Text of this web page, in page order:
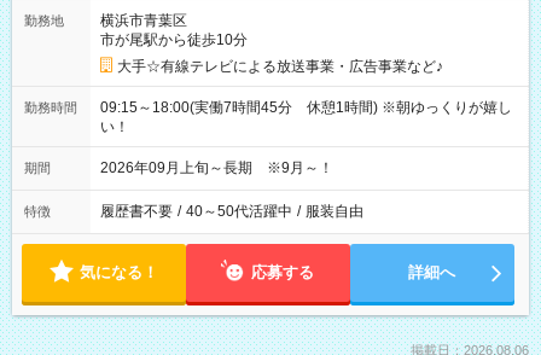
勤務地
横浜市青葉区
市が尾駅から徒歩10分
大手☆有線テレビによる放送事業・広告事業など♪
勤務時間
09:15～18:00(実働7時間45分 休憩1時間) ※朝ゆっくりが嬉し
い！
期間 2026年09月上旬～長期 ※9月～！
特徴 履歴書不要 / 40～50代活躍中 / 服装自由
気になる！ 応募する 詳細へ
掲載日：2026.08.06